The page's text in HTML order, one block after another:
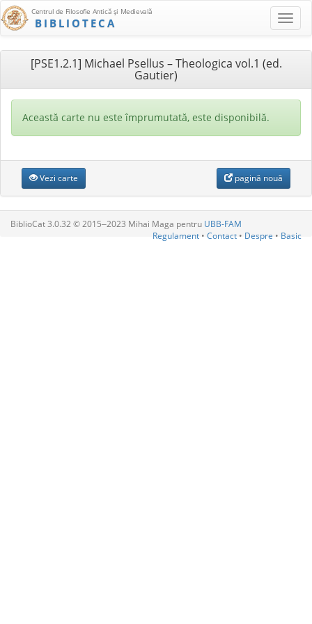
Centrul de Filosofie Antică şi Medievală
BIBLIOTECA
[PSE1.2.1] Michael Psellus – Theologica vol.1 (ed.
Gautier)
Această carte nu este împrumutată, este disponibilă.
Vezi carte pagină nouă
BiblioCat 3.0.32 © 2015‒2023 Mihai Maga pentru UBB-FAM
Regulament • Contact • Despre • Basic